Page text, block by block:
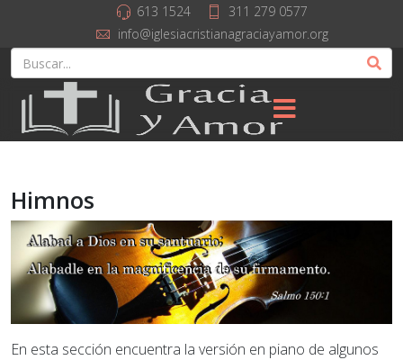
613 1524
311 279 0577
info@iglesiacristianagraciayamor.org
Himnos
En esta sección encuentra la versión en piano de algunos